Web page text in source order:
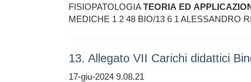
FISIOPATOLOGIATEORIA ED
MEDICHE 1 2 48 BIO/13 6 1 ALESSANDRO
13. Allegato VII Carichi didattici
17-giu-2024 9.08.21